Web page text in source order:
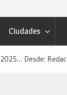
Ciudades
2025… Desde: